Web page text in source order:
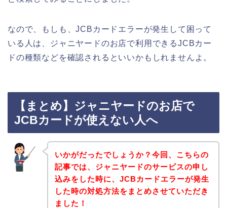
なので、もしも、JCBカードエラーが発生して困って
いる人は、ジャニヤードのお店で利用できるJCBカー
ドの種類などを確認されるといいかもしれませんよ。
【まとめ】ジャニヤードのお店で
JCBカードが使えない人へ
いかがだったでしょうか？今回、こちらの
記事では、ジャニヤードのサービスの申し
込みをした時に、JCBカードエラーが発生
した時の対処方法をまとめさせていただき
ました！